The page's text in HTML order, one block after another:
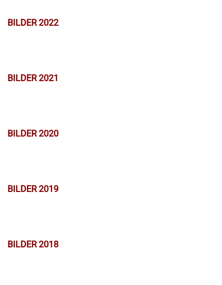
BILDER 2022
BILDER 2021
BILDER 2020
BILDER 2019
BILDER 2018